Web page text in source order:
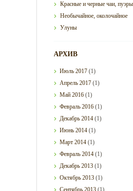
Красные и черные чаи, пуэры
Необычайное, околочайное
Улуны
АРХИВ
Июль2017 (1)
Апрель2017 (1)
Май2016 (1)
Февраль2016 (1)
Декабрь2014 (1)
Июнь2014 (1)
Март2014 (1)
Февраль2014 (1)
Декабрь2013 (1)
Октябрь2013 (1)
Сентябрь2013 (1)